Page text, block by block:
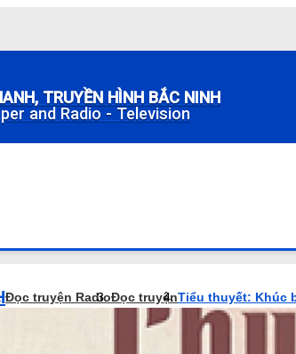
TRUYỀN HÌNH BẮC NINH
and Radio - Television
Đọc truyện RadioĐọc truyệnTiểu thuyết: Khúc